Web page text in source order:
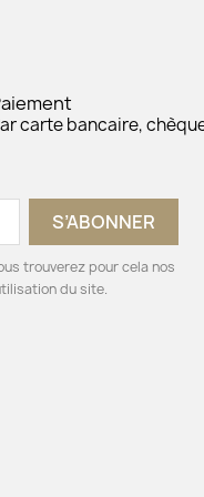
carte bancaire,
trouverez pour cela nos
du site.